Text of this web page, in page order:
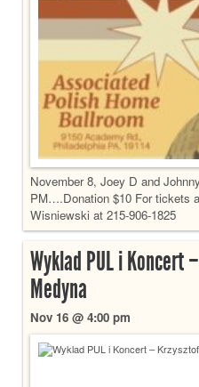
November 8, Joey D and
PM….Donation $10 For tickets
Wisniewski at 215-906-1825
Wyklad PUL i Koncert
Medyna
Nov 16 @ 4:00 pm